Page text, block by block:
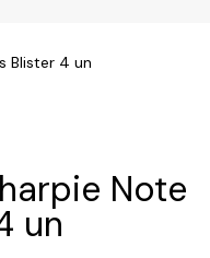
Blister 4 un
Note
un